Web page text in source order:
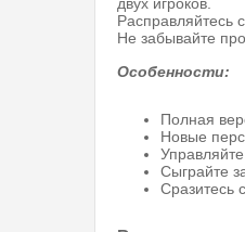
Расправляйтесь
Не забывайте
Особенности:
Полная
Новые
Сыграйте
Сразитесь